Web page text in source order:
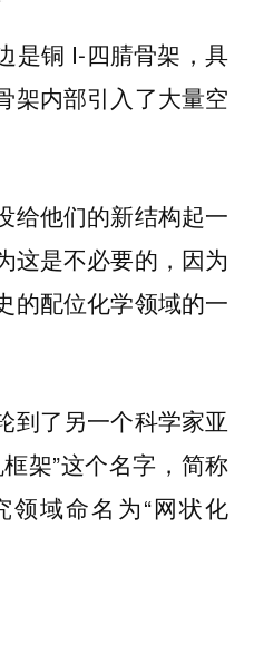
是铜 I-四腈骨架，具
架内部引入了大量空
给他们的新结构起一
这是不必要的，因为
的配位化学领域的一
到了另一个科学家亚
架”这个名字，简称
领域命名为“网状化